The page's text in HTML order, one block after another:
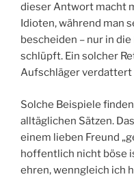
dieser Antwort macht
Idioten, während man
bescheiden – nur in
schlüpft. Ein solcher
Aufschläger verdattert
Solche Beispiele
alltäglichen Sätzen.
einem lieben Freund
hoffentlich nicht böse
ehren, wenngleich ich